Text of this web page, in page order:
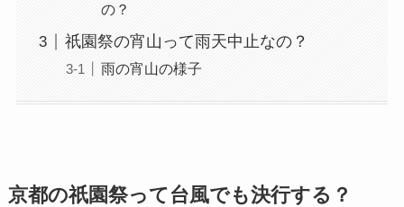
の？
祇園祭の宵山って雨天中止なの？
雨の宵山の様子
京都の祇園祭って台風でも決行する？